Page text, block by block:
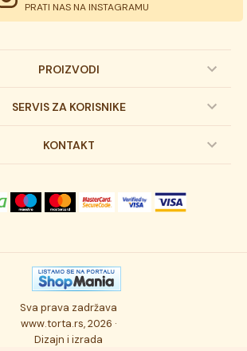
PRATI NAS NA INSTAGRAMU
PROIZVODI
Dečije torte
Svadbene torte
Torta klasici
Osmisli tortu
Ukusi torti
SERVIS ZA KORISNIKE
Prijava na newsletter
Dostava robe
Autorska prava
Politika privatnosti
Najčešće postavljana pitanja
KONTAKT
Novosti
Posao
Kontakt
Sva prava zadržava
www.torta.rs, 2026 ·
Dizajn i izrada